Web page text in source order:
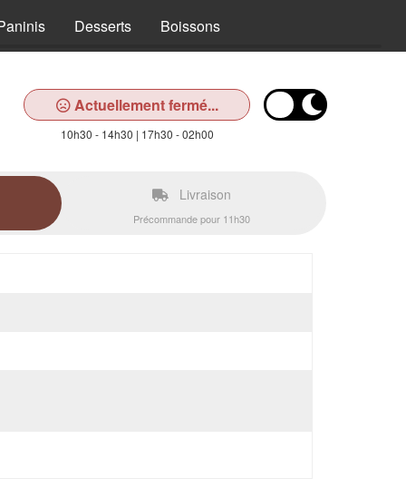
Desserts Boissons
Actuellement fermé...
10h30 - 14h30 | 17h30 - 02h00
Livraison
Précommande pour 11h30